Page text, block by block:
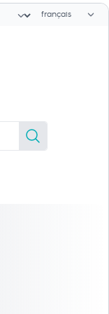
Sélecteur de